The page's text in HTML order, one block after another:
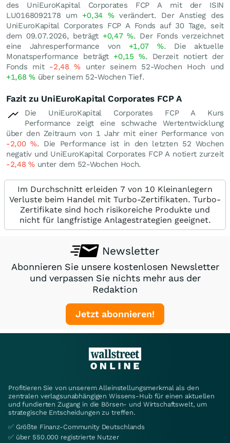
des UniEuroKapital Corporates FCP A mit der ISIN
LU0168092178 um +0,34 %verändert. Der Anstieg des
UniEuroKapital Corporates FCP A Fonds auf 30 Tage, seit
dem 09.07.2026, beträgt +0,47%. Der Fonds verzeichnet
eine Jahresperformance von +1,07%. Die aktuelle
Monatsperformance beträgt +0,15 %. Derzeit notiert der
Fonds mit -2,48% unter seinem 52-Wochen Hoch und
+1,68%über seinem 52-Wochen Tief.
Fazit zu UniEuroKapital Corporates FCP A
Die UniEuroKapital Corporates FCP A Kurs
Performance zeigt eine schwache Wertentwicklung
über den Zeitraum von 1 Jahr mit einer Performance von
-2,00%. Die Performance ist in den letzten 52 Wochen
negativ und UniEuroKapital Corporates FCP A notiert zurzeit
-2,48%unter dem 52-Wochen Hoch.
Im Durchschnitt erleiden 7 von 10 Kleinanlegern
Verluste beim Handel mit Turbo-Zertifikaten. Turbo-
Zertifikate sind hoch risikoreiche Produkte und
nicht für langfristige Anlagestrategien geeignet.
Newsletter
Abonnieren Sie unsere kostenlosen Newsletter
und verpassen Sie nichts mehr aus der
Redaktion
Jetzt abonnieren!
Profitieren Sie von unserem Alleinstellungsmerkmal als den
zentralen verlagsunabhängigen Wissens-Hub für einen aktuellen
und fundierten Zugang in die Börsen- und Wirtschaftswelt, um
strategische Entscheidungen zu treffen.
✅ Größte Finanz-Community Deutschlands
✅ über 550.000 registrierte Nutzer